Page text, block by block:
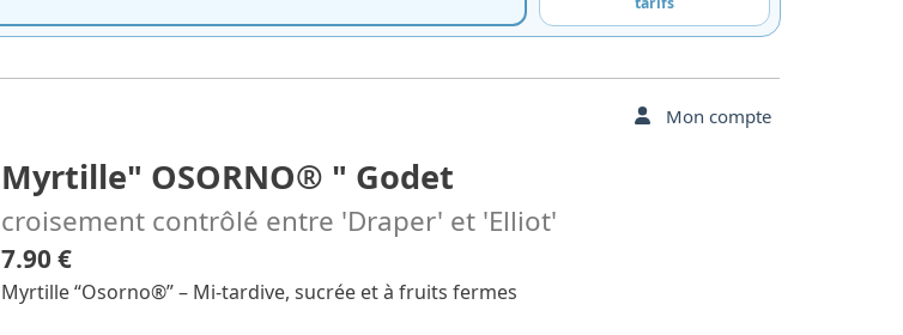
Mon compte
Myrtille" OSORNO® " Godet
croisement contrôlé entre 'Draper' et 'Elliot'
7.90 €
Myrtille “Osorno®” – Mi-tardive, sucrée et à fruits fermes